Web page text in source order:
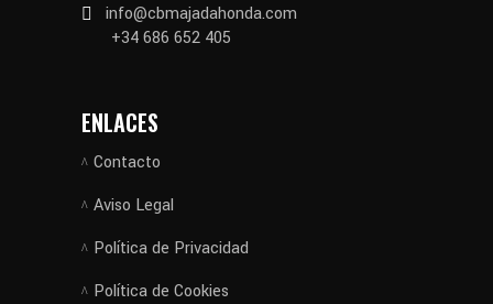
info@cbmajadahonda.com
+34 686 652 405
ENLACES
Contacto
Aviso Legal
Política de Privacidad
Política de Cookies